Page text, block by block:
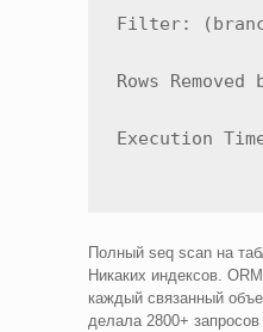
Filter:
Rows
Execution
Полный seq scan на
Никаких индексов.
каждый связанный
делала 2800+